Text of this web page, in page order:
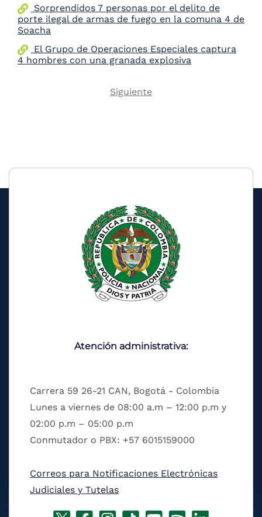
Sorprendidos 7 personas por el delito de
porte ilegal de armas de fuego en la comuna 4 de
Soacha
El Grupo de Operaciones Especiales captura
4 hombres con una granada explosiva
Pagination
Next
Siguiente
Atención administrativa:
Carrera 59 26-21 CAN, Bogotá - Colombia
Lunes a viernes de 08:00 a.m – 12:00 p.m y
02:00 p.m – 05:00 p.m
Conmutador o PBX: +57 6015159000
Correos para Notificaciones Electrónicas
Judiciales y Tutelas